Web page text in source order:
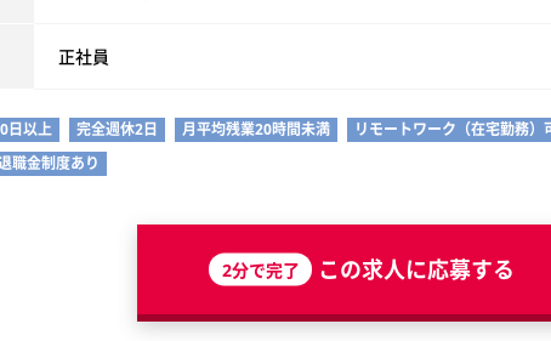
正社員
日以上 完全週休2日 月平均残業20時間未満 リモートワーク（在宅勤務）
職金制度あり
2分で完了 この求人に応募する